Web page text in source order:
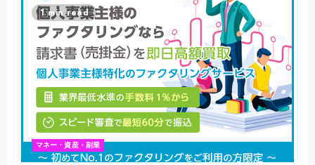
1 min read
マネー・資産・副業